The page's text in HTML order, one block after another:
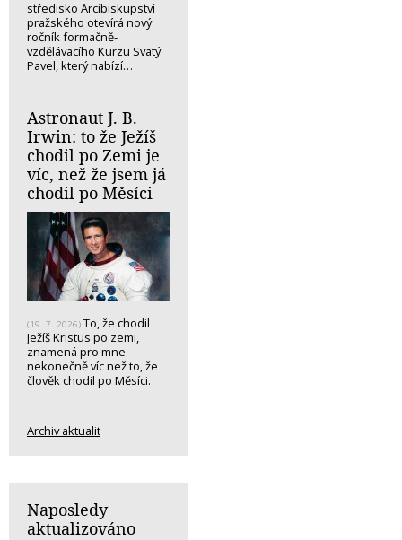
středisko Arcibiskupství
pražského otevírá nový
ročník formačně-
vzdělávacího Kurzu Svatý
Pavel, který nabízí…
Astronaut J. B.
Irwin: to že Ježíš
chodil po Zemi je
víc, než že jsem já
chodil po Měsíci
(19. 7. 2026) To, že chodil
Ježíš Kristus po zemi,
znamená pro mne
nekonečně víc než to, že
člověk chodil po Měsíci.
Archiv aktualit
Naposledy
aktualizováno